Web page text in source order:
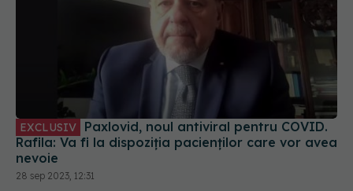
EXCLUSIV
Rafila: Va fi la dispoziția pacienților care vor avea
nevoie
28 sep 2023, 12:31